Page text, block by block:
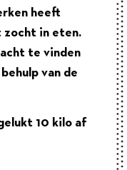
heeft
in eten.
te vinden
van de
10 kilo af